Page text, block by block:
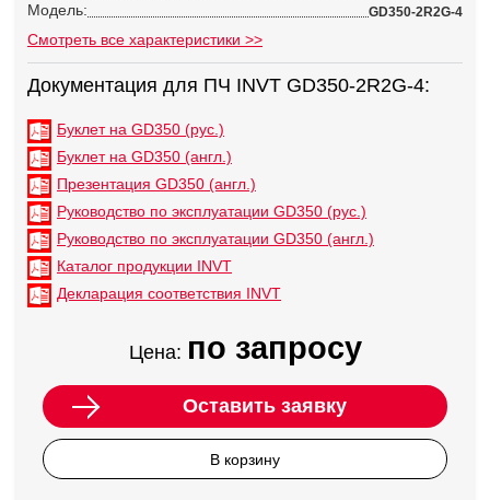
Модель: GD350-2R2G-4
Смотреть все характеристики >>
Документация для ПЧ INVT GD350-2R2G-4:
Буклет на GD350 (рус.)
Буклет на GD350 (англ.)
Презентация GD350 (англ.)
Руководство по эксплуатации GD350 (рус.)
Руководство по эксплуатации GD350 (англ.)
Каталог продукции INVT
Декларация соответствия INVT
Цена: по запросу
Оставить заявку
В корзину